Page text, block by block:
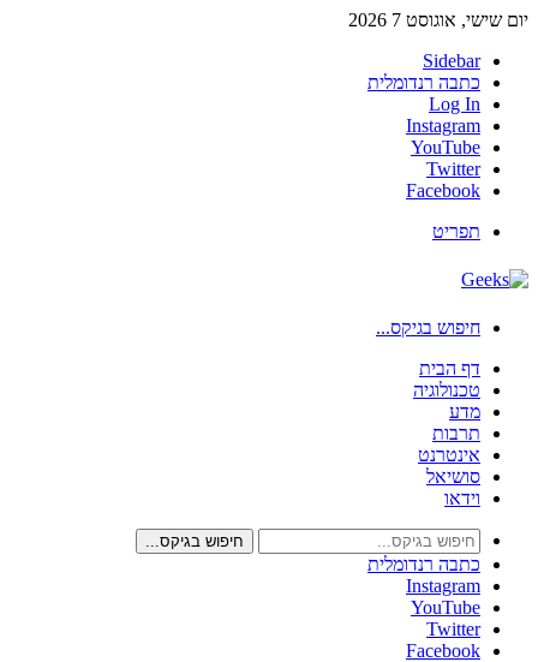
יום שישי, אוגוסט 7 2026
Sidebar
כתבה רנדומלית
Log In
Instagram
YouTube
Twitter
Facebook
תפריט
חיפוש בגיקס...
דף הבית
טכנולוגיה
מדע
תרבות
אינטרנט
סושיאל
וידאו
חיפוש בגיקס...
כתבה רנדומלית
Instagram
YouTube
Twitter
Facebook